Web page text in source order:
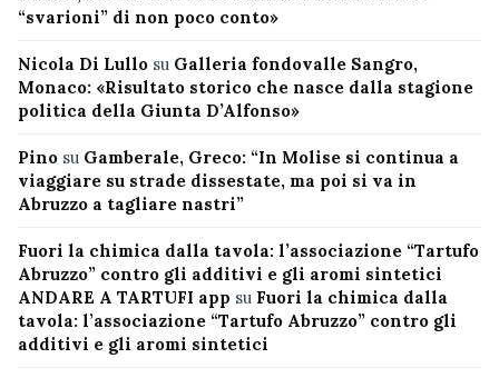
“svarioni” di non poco conto»
Nicola Di Lullo su Galleria fondovalle Sangro,
Monaco: «Risultato storico che nasce dalla stagione
politica della Giunta D’Alfonso»
Pino su Gamberale, Greco: “In Molise si continua a
viaggiare su strade dissestate, ma poi si va in
Abruzzo a tagliare nastri”
Fuori la chimica dalla tavola: l’associazione “Tartufo
Abruzzo” contro gli additivi e gli aromi sintetici
ANDARE A TARTUFI app su Fuori la chimica dalla
tavola: l’associazione “Tartufo Abruzzo” contro gli
additivi e gli aromi sintetici